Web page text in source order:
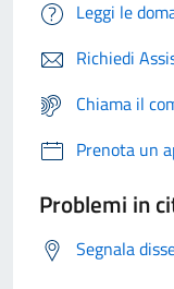
Leggi le
Richiedi
Chiama il
Prenota un
Problemi in
Segnala